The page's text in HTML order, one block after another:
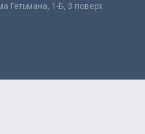
Гетьмана, 1-Б, 3 поверх